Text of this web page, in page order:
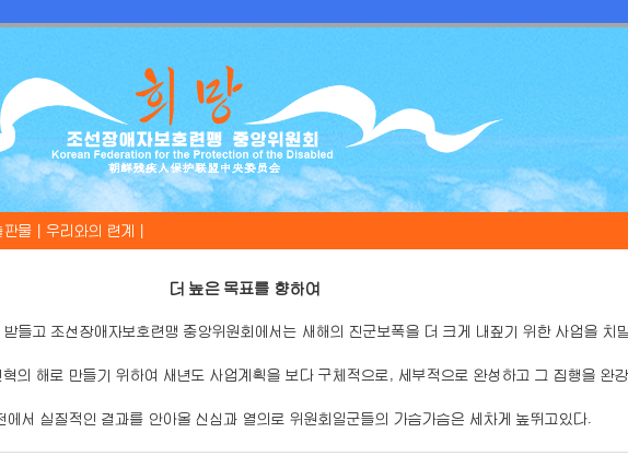
물 | 우리와의 련계 |
더 높은 목표를 향하여
들고 조선장애자보호련맹 중앙위원회에서는 새해의 진군보폭을 더 크게 내짚기 위한 사업을 치
의 해로 만들기 위하여 새년도 사업계획을 보다 구체적으로, 세부적으로 완성하고 그 집행을 완
서 실질적인 결과를 안아올 신심과 열의로 위원회일군들의 가슴가슴은 세차게 높뛰고있다.